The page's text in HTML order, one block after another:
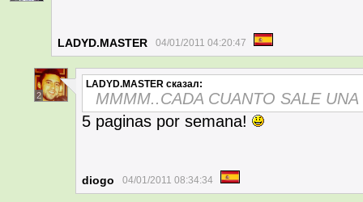
LADYD.MASTER 04/01/2011 04:20:47
2
LADYD.MASTER сказал:
MMMM..CADA CUANTO SALE UNA
5 paginas por semana!
diogo 04/01/2011 08:34:34